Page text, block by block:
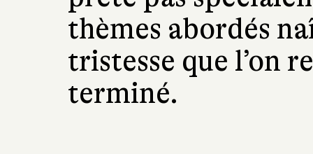
thèmes abordés
tristesse que l’on
terminé.